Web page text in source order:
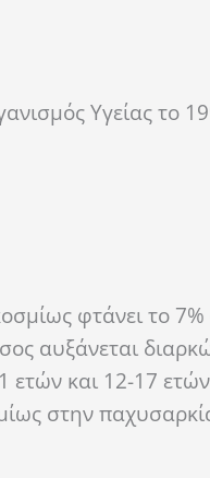
Υγείας το
φτάνει το
αυξάνεται
ετών και 12-17
στην